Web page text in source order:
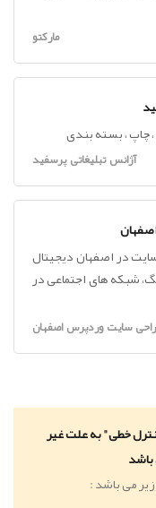
مارکتو
، چاپ ، بسته بندی
آژانس تبلیغاتی پرسفید
در اصفهان دیجیتال
شبکه های اجتماعی در
سایت وردپرس اصفهان
خطی" به علت غیر
می باشد :